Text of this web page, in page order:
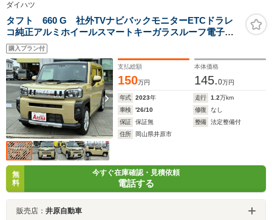
ダイハツ
タフト 660 G 社外TVナビバックモニターETCドラレ
コ純正アルミホイールスマートキーガラスルーフ電子パ
ーキングホールド
購入プラン付
支払総額
150万円
本体価格
145.0万円
年式 2023年 走行 1.2万km
車検
'26/10 修復
なし
保証
保証無 整備
法定整備付
住所
岡山県井原市
無
料
今すぐ在庫確認・見積依頼
電話する
販売店： 井原自動車